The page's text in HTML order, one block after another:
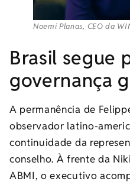
Noemi Planas, CEO da
Brasil segue
governança
A permanência de
observador latino-
continuidade da
conselho. À frente da
ABMI, o executivo